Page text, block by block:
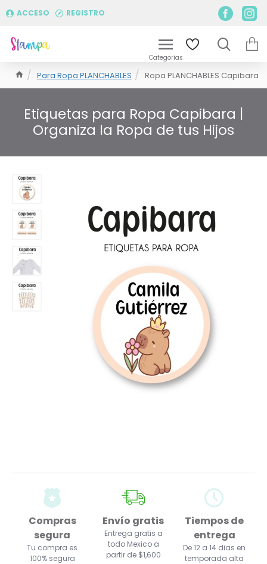
ACCESO REGISTRO
Para Ropa PLANCHABLES Ropa PLANCHABLES Capibara
Etiquetas para Ropa Capibara |
Organiza la Ropa de tus Hijos
Compras
segura
Tu compra es
100% segura
Envío gratis
Entrega gratis a
todo Mexico a
partir de $1,600
Tiempos de
entrega
De 12 a 14 dias en
temporada alta